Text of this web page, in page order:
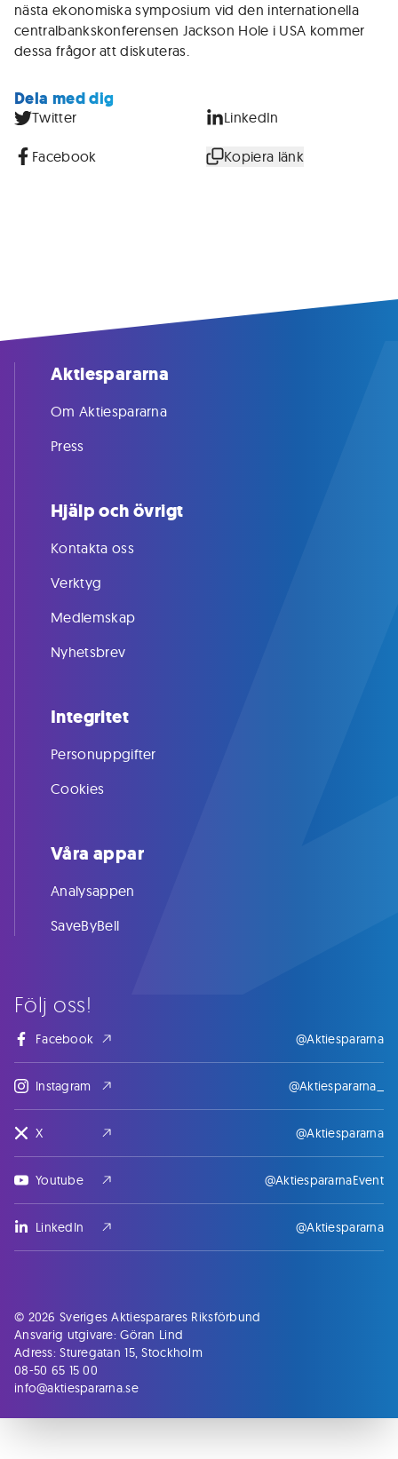
nästa ekonomiska symposium vid den internationella
centralbankskonferensen Jackson Hole i USA kommer
dessa frågor att diskuteras.
Dela med dig
Twitter LinkedIn
Facebook Kopiera länk
Följ oss!
Facebook @Aktiespararna
Instagram @Aktiespararna_
X @Aktiespararna
Youtube @AktiespararnaEvent
LinkedIn @Aktiespararna
Aktiespararna
Om Aktiespararna
Press
Hjälp och övrigt
Kontakta oss
Verktyg
Medlemskap
Nyhetsbrev
Integritet
Personuppgifter
Cookies
Våra appar
Analysappen
SaveByBell
© 2026 Sveriges Aktiesparares Riksförbund
Ansvarig utgivare: Göran Lind
Adress: Sturegatan 15, Stockholm
08-50 65 15 00
info@aktiespararna.se